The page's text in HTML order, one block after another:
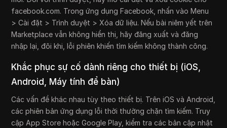
facebook.com. Trong ứng dụng Facebook, nhấn vào Menu
> Cài đặt > Trình duyệt > Xóa dữ liệu. Nếu bài niêm yết trên
Marketplace vẫn không hiển thị, hãy đăng xuất và đăng
nhập lại, đôi khi, lỗi phiên khiến tìm kiếm không thành công.
Khắc phục sự cố dành riêng cho thiết bị (iOS,
Android, Máy tính để bàn)
Các vấn đề khác nhau tùy theo thiết bị. Trên iOS và Android,
các phiên bản ứng dụng lỗi thời thường chặn tìm kiếm. Truy
cập App Store hoặc Google Play, kiểm tra các bản cập nhật